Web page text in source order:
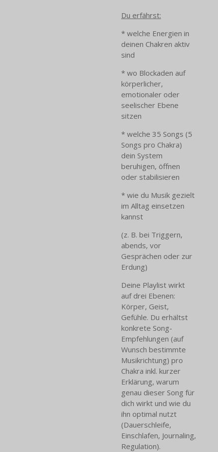
Du erfährst:
* welche Energien in
deinen Chakren aktiv
sind
* wo Blockaden auf
körperlicher,
emotionaler oder
seelischer Ebene
sitzen
* welche 35 Songs (5
Songs pro Chakra)
dein System
beruhigen, öffnen
oder stabilisieren
* wie du Musik gezielt
im Alltag einsetzen
kannst
(z. B. bei Triggern,
abends, vor
Gesprächen oder zur
Erdung)
Deine Playlist wirkt
auf drei Ebenen:
Körper, Geist,
Gefühle. Du erhältst
konkrete Song-
Empfehlungen (auf
Wunsch bestimmte
Musikrichtung) pro
Chakra inkl. kurzer
Erklärung, warum
genau dieser Song für
dich wirkt und wie du
ihn optimal nutzt
(Dauerschleife,
Einschlafen, Journaling,
Regulation).